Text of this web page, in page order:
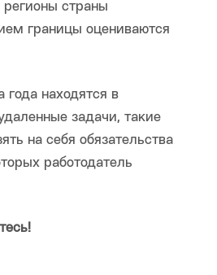
страны
границы оцениваются
находятся в
задачи, такие
на себя обязательства
работодатель